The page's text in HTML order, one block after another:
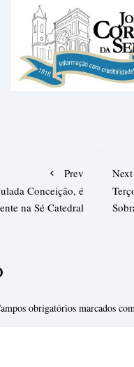
Prev
Conceição, é
na Sé Catedral
Next
obrigatórios marcados